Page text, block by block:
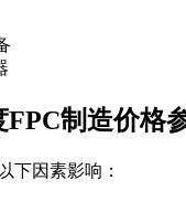
制造价格
下因素影响：